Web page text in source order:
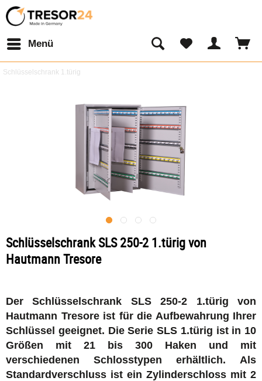
Menü
Schlüsselschrank 1.türig
Schlüsselschrank SLS 250-2 1.türig von
Hautmann Tresore
Der Schlüsselschrank SLS 250-2 1.türig von
Hautmann Tresore ist für die Aufbewahrung Ihrer
Schlüssel geeignet. Die Serie SLS 1.türig ist in 10
Größen mit 21 bis 300 Haken und mit
verschiedenen Schlosstypen erhältlich. Als
Standardverschluss ist ein Zylinderschloss mit 2